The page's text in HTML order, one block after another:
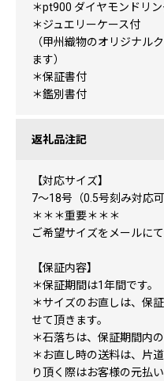
＊pt900 ダイヤモンドリン
＊ジュエリーケース付
（甲州織物のオリジナル
ます）
＊保証書付
＊鑑別書付
返礼品注記
【対応サイズ】
7～18号（0.5号刻み対応可
＊＊＊重要＊＊＊
ご希望サイズをメールに
【保証内容】
＊保証期間は1年間です。
＊サイズのお直しは、保
せて頂きます。
＊石落ちは、保証期間内
＊お直し時の送料は、片
り頂く際はお客様の元払